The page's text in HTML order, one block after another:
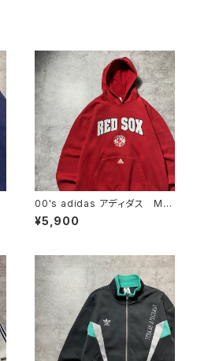
00's adidas アディダス ML
B RED SOX ボストンレッドソッ
クス チームロゴ センター刺
¥5,900